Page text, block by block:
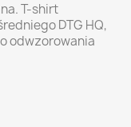
T-shirt
DTG HQ,
odwzorowania